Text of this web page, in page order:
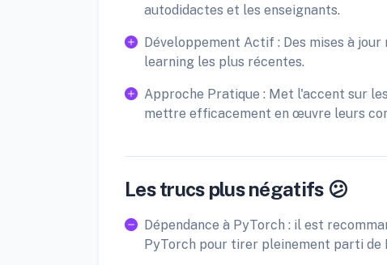
autodidactes et les enseignants.
Développement Actif : Des mises à
learning les plus récentes.
Approche Pratique : Met l'accent sur
mettre efficacement en œuvre leurs
Les trucs plus négatifs 😕
Dépendance à PyTorch : il est
PyTorch pour tirer pleinement parti de